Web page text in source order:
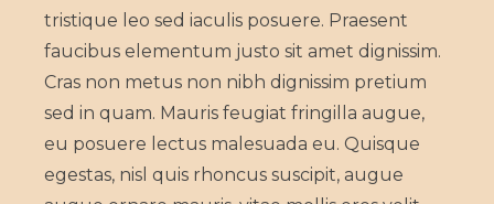
tristique leo sed iaculis posuere. Praesent
faucibus elementum justo sit amet dignissim.
Cras non metus non nibh dignissim pretium
sed in quam. Mauris feugiat fringilla augue,
eu posuere lectus malesuada eu. Quisque
egestas, nisl quis rhoncus suscipit, augue